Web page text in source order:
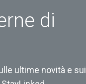
di
ultime novità e sui